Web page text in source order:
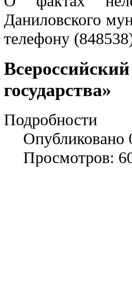
Даниловского
телефону
государства»
Подробности
Опубликовано
Просмотров: